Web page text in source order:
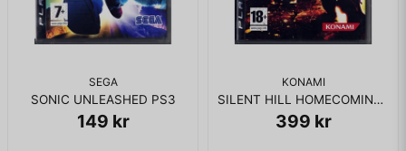
SEGA
SONIC UNLEASHED PS3
149 kr
KONAMI
SILENT HILL HOMECOMING PS3
399 kr